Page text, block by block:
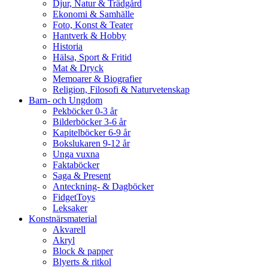
Djur, Natur & Trädgård
Ekonomi & Samhälle
Foto, Konst & Teater
Hantverk & Hobby
Historia
Hälsa, Sport & Fritid
Mat & Dryck
Memoarer & Biografier
Religion, Filosofi & Naturvetenskap
Barn- och Ungdom
Pekböcker 0-3 år
Bilderböcker 3-6 år
Kapitelböcker 6-9 år
Bokslukaren 9-12 år
Unga vuxna
Faktaböcker
Saga & Present
Anteckning- & Dagböcker
FidgetToys
Leksaker
Konstnärsmaterial
Akvarell
Akryl
Block & papper
Blyerts & ritkol